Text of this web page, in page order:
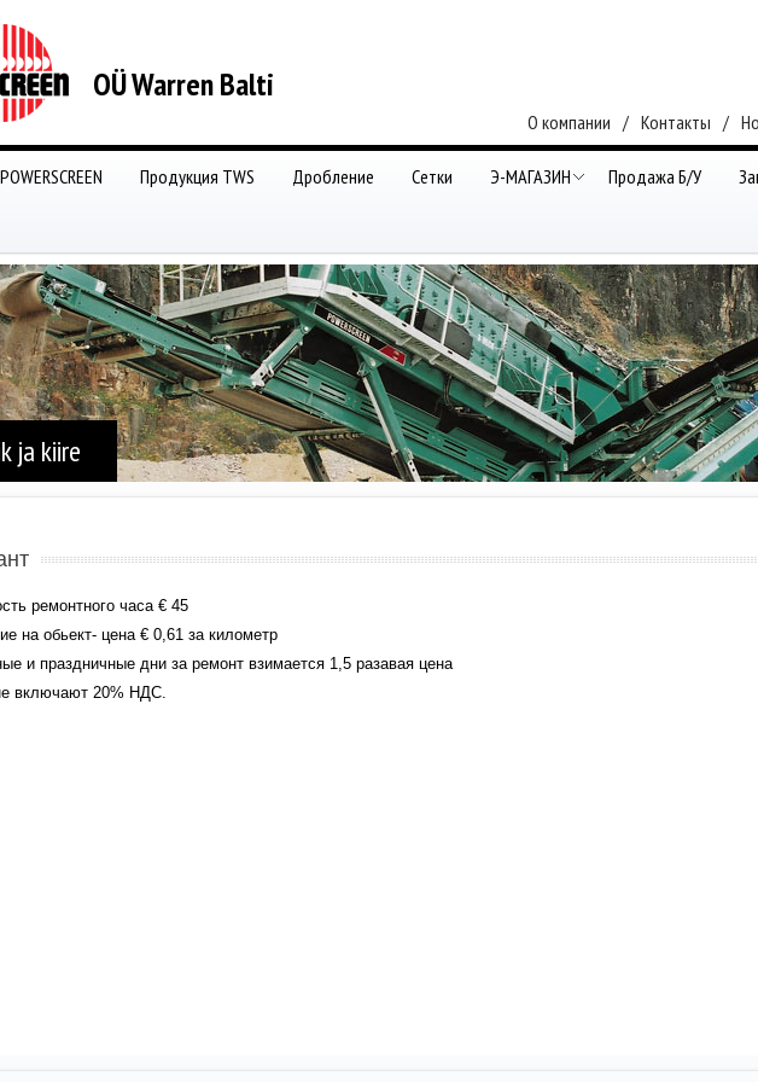
OÜ Warren Balti
О компании / Контакты /
Продукция TWS Дробление Сетки Э-МАГАЗИН Продажа Б/У
ja kiire
ремонтного часа € 45
на обьект- цена € 0,61 за километр
и праздничные дни за ремонт взимается 1,5 разавая цена
включают 20% НДС.